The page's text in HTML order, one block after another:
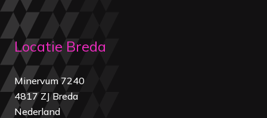
Locatie Breda
Minervum 7240
4817 ZJ Breda
Nederland